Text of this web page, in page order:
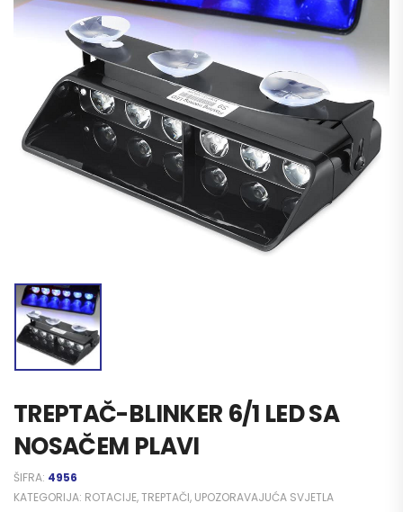
TREPTAČ-BLINKER 6/1 LED SA
NOSAČEM PLAVI
ŠIFRA: 4956
KATEGORIJA: ROTACIJE, TREPTAČI, UPOZORAVAJUĆA SVJETLA